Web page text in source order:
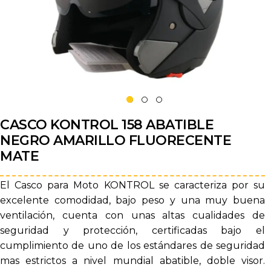
CASCO KONTROL 158 ABATIBLE
NEGRO AMARILLO FLUORECENTE
MATE
El Casco para Moto KONTROL se caracteriza por su
excelente comodidad, bajo peso y una muy buena
ventilación, cuenta con unas altas cualidades de
seguridad y protección, certificadas bajo el
cumplimiento de uno de los estándares de seguridad
mas estrictos a nivel mundial abatible, doble visor.